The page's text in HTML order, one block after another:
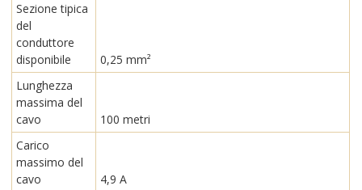
Sezione tipica
del
conduttore
disponibile
0,25 mm²
Lunghezza
massima del
cavo
100 metri
Carico
massimo del
cavo
4,9 A